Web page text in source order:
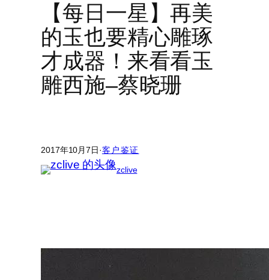
【每日一星】再美
的玉也要精心雕琢
才成器！来看看玉
雕西施–蔡晓珊
2017年10月7日·客户鉴证
zclive